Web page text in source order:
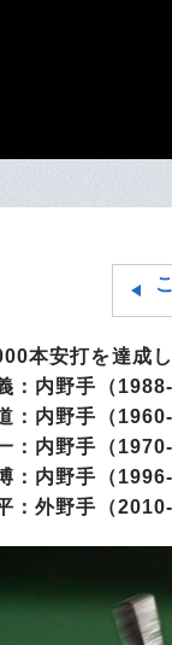
本安打を達成し
：内野手（1988-
：内野手（1960-
：内野手（1970-
：内野手（1996-
：外野手（2010-